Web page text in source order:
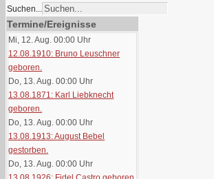
Suchen...
Termine/Ereignisse
Mi, 12. Aug. 00:00 Uhr
12.08.1910: Bruno Leuschner
geboren.
Do, 13. Aug. 00:00 Uhr
13.08.1871: Karl Liebknecht
geboren.
Do, 13. Aug. 00:00 Uhr
13.08.1913: August Bebel
gestorben.
Do, 13. Aug. 00:00 Uhr